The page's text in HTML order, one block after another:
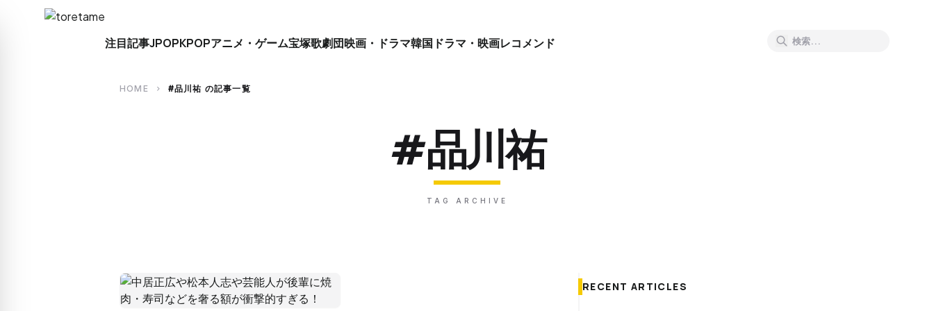
close
注目記事JPOPKPOPアニメ・ゲーム宝塚歌劇団映画・ドラマ韓国ドラマ・映画レコメンド
HOME chevron_right #品川祐 の記事一覧
#品川祐
TAG ARCHIVE
RECENT ARTICLES